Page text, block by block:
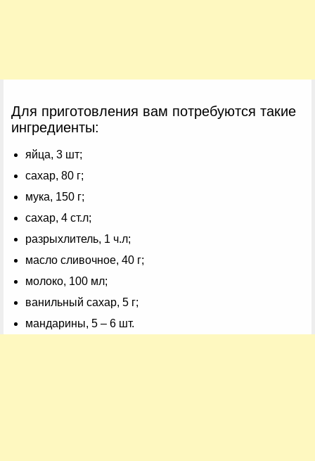
Для приготовления вам потребуются такие
ингредиенты:
яйца, 3 шт;
сахар, 80 г;
мука, 150 г;
сахар, 4 ст.л;
разрыхлитель, 1 ч.л;
масло сливочное, 40 г;
молоко, 100 мл;
ванильный сахар, 5 г;
мандарины, 5 – 6 шт.